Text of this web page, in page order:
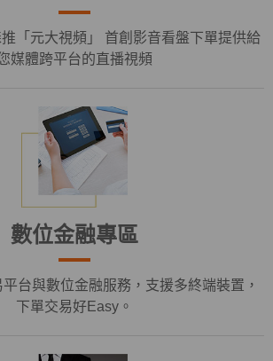
「元大視頻」 首創影音看盤下單提供給
媒體跨平台的直播視頻
數位金融專區
台與數位金融服務，支援多終端裝置，
下單交易好Easy。